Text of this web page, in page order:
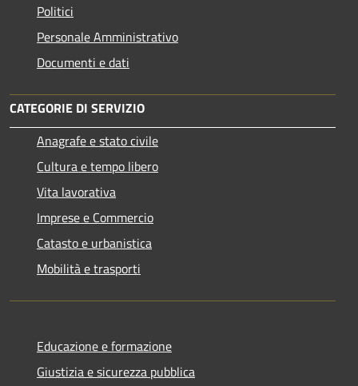
Politici
Personale Amministrativo
Documenti e dati
CATEGORIE DI SERVIZIO
Anagrafe e stato civile
Cultura e tempo libero
Vita lavorativa
Imprese e Commercio
Catasto e urbanistica
Mobilità e trasporti
Educazione e formazione
Giustizia e sicurezza pubblica